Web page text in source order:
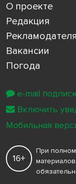
О проекте
Редакция
Вакансии
Погода
16+
При
e-mail
Включить
Мобильная